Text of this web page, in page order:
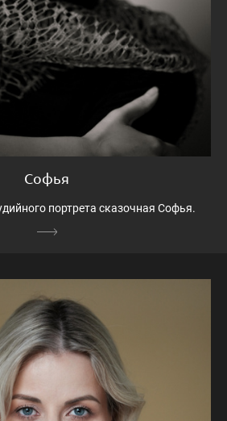
Софья
портрета сказочная Софья.